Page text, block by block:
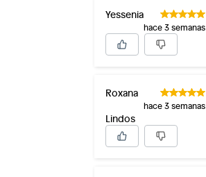
Yessenia
hace 3 semanas
Roxana
hace 3 semanas
Lindos